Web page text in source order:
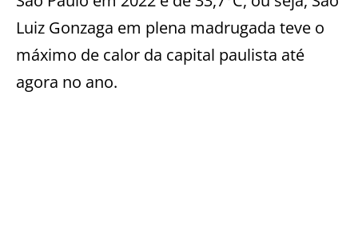
Luiz Gonzaga em plena madrugada teve o
máximo de calor da capital paulista até
agora no ano.